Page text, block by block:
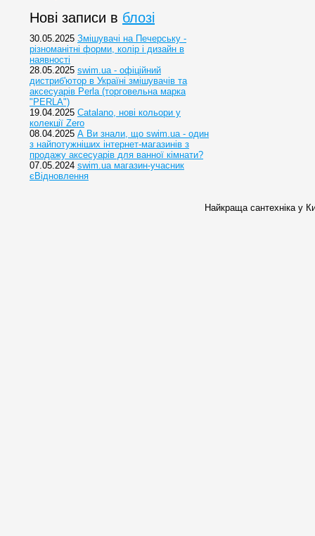
Нові записи в блозі
30.05.2025 Змішувачі на Печерську -
різноманітні форми, колір і дизайн в
наявності
28.05.2025 swim.ua - офіційний
дистриб'ютор в Україні змішувачів та
аксесуарів Perla (торговельна марка
"PERLA")
19.04.2025 Catalano, нові кольори у
колекції Zero
08.04.2025 А Ви знали, що swim.ua - один
з найпотужніших інтернет-магазинів з
продажу аксесуарів для ванної кімнати?
07.05.2024 swim.ua магазин-учасник
єВідновлення
Найкраща сантехніка у